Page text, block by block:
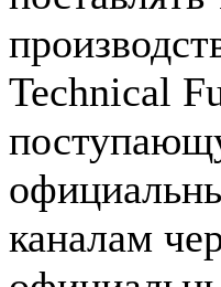
Technical
каналам